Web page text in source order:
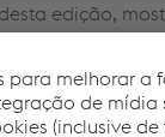
edição,
mais saudável